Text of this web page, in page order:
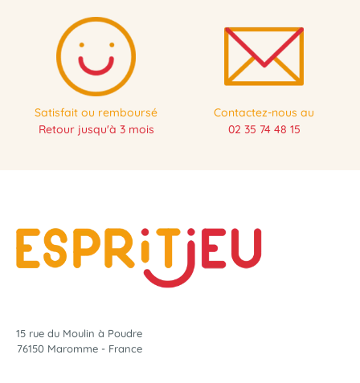
Satisfait ou remboursé
Retour jusqu'à 3 mois
Contactez-nous au
02 35 74 48 15
15 rue du Moulin à Poudre
76150 Maromme - France